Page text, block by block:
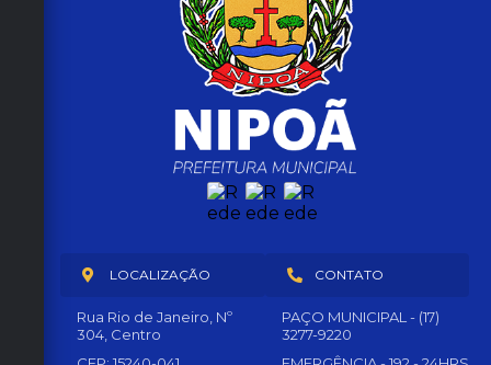
LOCALIZAÇÃO
Rua Rio de Janeiro, Nº
304, Centro
CONTATO
PAÇO MUNICIPAL - (17)
3277-9220